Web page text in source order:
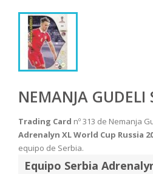
NEMANJA GUDELI
Trading Card nº 313 de Nemanja
Adrenalyn XL World Cup Russia
equipo de Serbia.
Equipo Serbia